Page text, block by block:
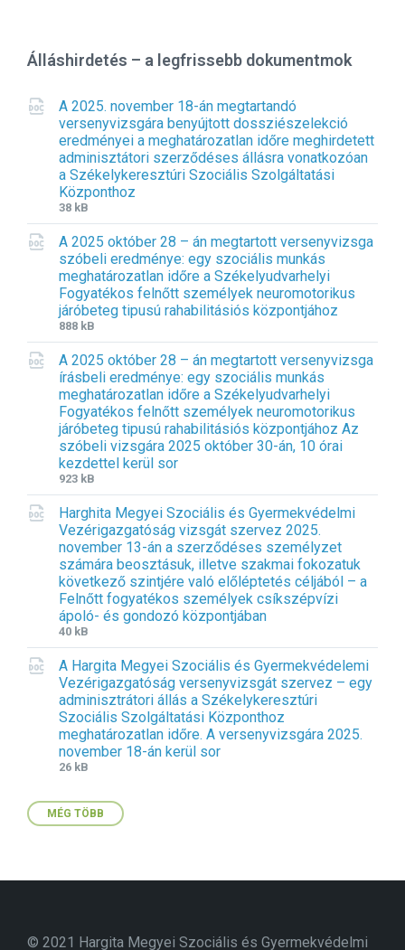
Álláshirdetés – a legfrissebb dokumentmok
A 2025. november 18-án megtartandó
versenyvizsgára benyújtott dossziészelekció
eredményei a meghatározatlan időre meghirdetett
adminisztátori szerződéses állásra vonatkozóan
a Székelykeresztúri Szociális Szolgáltatási
Központhoz
F
i
l
e
e
x
t
e
n
s
i
o
n
:
d
o
c
F
i
l
e
s
i
z
e
:
38 kB
A 2025 október 28 – án megtartott versenyvizsga
szóbeli eredménye: egy szociális munkás
meghatározatlan időre a Székelyudvarhelyi
Fogyatékos felnőtt személyek neuromotorikus
járóbeteg tipusú rahabilitásiós központjához
F
i
l
e
e
x
t
e
n
s
i
o
n
:
d
o
c
x
F
i
l
e
s
i
z
e
:
888 kB
A 2025 október 28 – án megtartott versenyvizsga
írásbeli eredménye: egy szociális munkás
meghatározatlan időre a Székelyudvarhelyi
Fogyatékos felnőtt személyek neuromotorikus
járóbeteg tipusú rahabilitásiós központjához Az
szóbeli vizsgára 2025 október 30-án, 10 órai
kezdettel kerül sor
F
i
l
e
e
x
t
e
n
s
i
o
n
:
d
o
c
x
F
i
l
e
s
i
z
e
:
923 kB
Harghita Megyei Szociális és Gyermekvédelmi
Vezérigazgatóság vizsgát szervez 2025.
november 13-án a szerződéses személyzet
számára beosztásuk, illetve szakmai fokozatuk
következő szintjére való előléptetés céljából – a
Felnőtt fogyatékos személyek csíkszépvízi
ápoló- és gondozó központjában
F
i
l
e
e
x
t
e
n
i
o
F
i
l
e
s
i
z
e
:
40 kB
A Hargita Megyei Szociális és Gyermekvédelemi
Vezérigazgatóság versenyvizsgát szervez – egy
adminisztrátori állás a Székelykeresztúri
Szociális Szolgáltatási Központhoz
meghatározatlan időre. A versenyvizsgára 2025.
november 18-án kerül sor
F
l
e
i
F
l
e
26 kB
MÉG TÖBB
© 2021 Hargita Megyei Szociális és Gyermekvédelmi